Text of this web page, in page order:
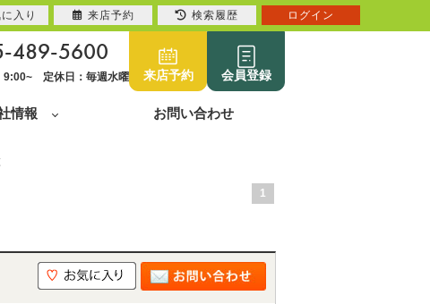
489-5600
9:00~ 定休日：毎週水曜 来店予約 会員登録
情報 お問い合わせ
1
入り 来店予約 検索履歴 ログイン